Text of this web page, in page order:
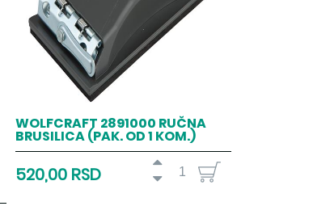
WOLFCRAFT 2891000 RUČNA
BRUSILICA (PAK. OD 1 KOM.)
520,00 RSD